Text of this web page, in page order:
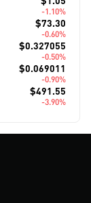
-1.10%
$73.30
-0.60%
$0.327055
-0.50%
$0.069011
-0.90%
$491.55
-3.90%